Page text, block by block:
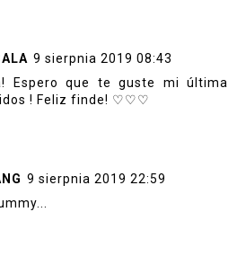
9 sierpnia 2019 08:43
Espero que te guste mi última
! Feliz finde! ♡♡♡
9 sierpnia 2019 22:59